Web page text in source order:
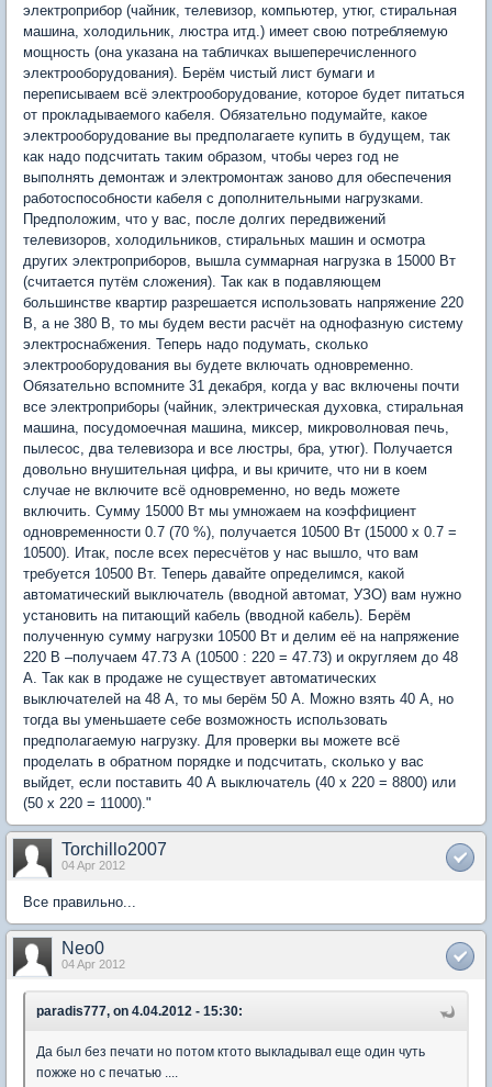
электроприбор (чайник, телевизор, компьютер, утюг, стиральная
машина, холодильник, люстра итд.) имеет свою потребляемую
мощность (она указана на табличках вышеперечисленного
электрооборудования). Берём чистый лист бумаги и
переписываем всё электрооборудование, которое будет питаться
от прокладываемого кабеля. Обязательно подумайте, какое
электрооборудование вы предполагаете купить в будущем, так
как надо подсчитать таким образом, чтобы через год не
выполнять демонтаж и электромонтаж заново для обеспечения
работоспособности кабеля с дополнительными нагрузками.
Предположим, что у вас, после долгих передвижений
телевизоров, холодильников, стиральных машин и осмотра
других электроприборов, вышла суммарная нагрузка в 15000 Вт
(считается путём сложения). Так как в подавляющем
большинстве квартир разрешается использовать напряжение 220
В, а не 380 В, то мы будем вести расчёт на однофазную систему
электроснабжения. Теперь надо подумать, сколько
электрооборудования вы будете включать одновременно.
Обязательно вспомните 31 декабря, когда у вас включены почти
все электроприборы (чайник, электрическая духовка, стиральная
машина, посудомоечная машина, миксер, микроволновая печь,
пылесос, два телевизора и все люстры, бра, утюг). Получается
довольно внушительная цифра, и вы кричите, что ни в коем
случае не включите всё одновременно, но ведь можете
включить. Сумму 15000 Вт мы умножаем на коэффициент
одновременности 0.7 (70 %), получается 10500 Вт (15000 х 0.7 =
10500). Итак, после всех пересчётов у нас вышло, что вам
требуется 10500 Вт. Теперь давайте определимся, какой
автоматический выключатель (вводной автомат, УЗО) вам нужно
установить на питающий кабель (вводной кабель). Берём
полученную сумму нагрузки 10500 Вт и делим её на напряжение
220 В –получаем 47.73 А (10500 : 220 = 47.73) и округляем до 48
А. Так как в продаже не существует автоматических
выключателей на 48 А, то мы берём 50 А. Можно взять 40 А, но
тогда вы уменьшаете себе возможность использовать
предполагаемую нагрузку. Для проверки вы можете всё
проделать в обратном порядке и подсчитать, сколько у вас
выйдет, если поставить 40 А выключатель (40 х 220 = 8800) или
(50 х 220 = 11000)."
Torchillo2007
04 Apr 2012
Все правильно...
Neo0
04 Apr 2012
paradis777, on 4.04.2012 - 15:30:
Да был без печати но потом ктото выкладывал еще один чуть
пожже но с печатью ....